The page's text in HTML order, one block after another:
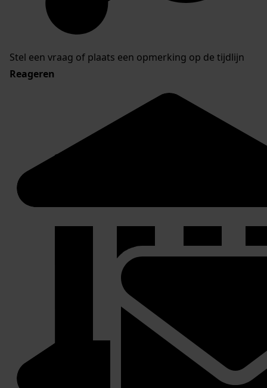
Stel een vraag of plaats een opmerking op de tijdlijn
Reageren